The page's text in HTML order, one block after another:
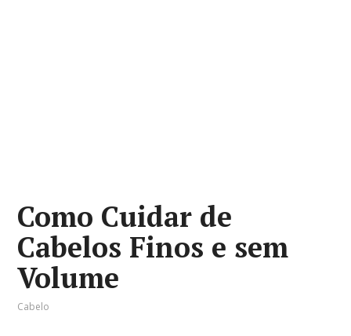
Como Cuidar de
Cabelos Finos e sem
Volume
Cabelo